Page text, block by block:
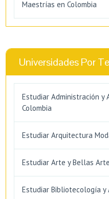
Maestrías en Colombia
Universidades Por
Estudiar Administración y
Colombia
Estudiar Arquitectura
Estudiar Arte y Bellas
Estudiar Bibliotecología y